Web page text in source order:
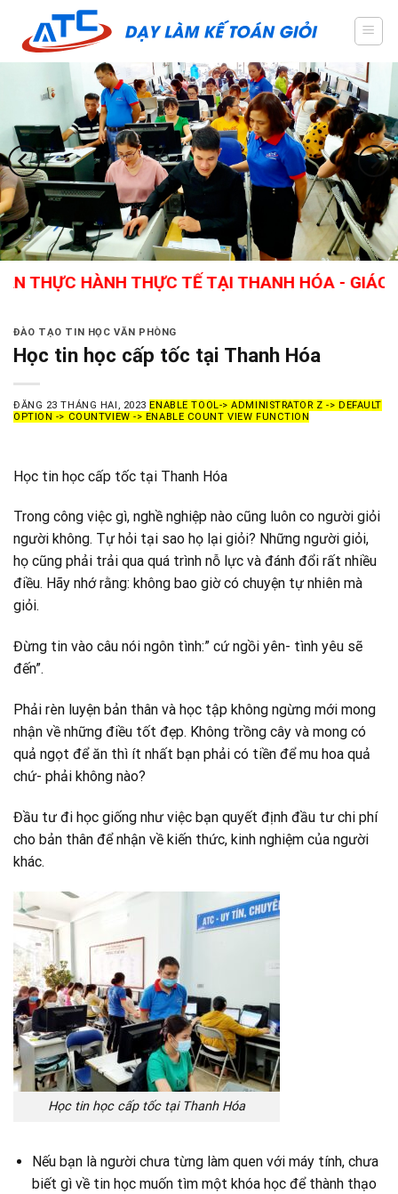
content
HÀNH THỰC TẾ TẠI THANH HÓA - GIÁO
ĐÀO TẠO TIN HỌC VĂN PHÒNG
Học tin học cấp tốc tại Thanh Hóa
ĐĂNG 23 THÁNG HAI, 2023 ENABLE TOOL-> ADMINISTRATOR Z -> DEFAULT
OPTION -> COUNTVIEW -> ENABLE COUNT VIEW FUNCTION
Học tin học cấp tốc tại Thanh Hóa
Trong công việc gì, nghề nghiệp nào cũng luôn co người giỏi
người không. Tự hỏi tại sao họ lại giỏi? Những người giỏi,
họ cũng phải trải qua quá trình nỗ lực và đánh đổi rất nhiều
điều. Hãy nhớ rằng: không bao giờ có chuyện tự nhiên mà
giỏi.
Đừng tin vào câu nói ngôn tình:” cứ ngồi yên- tình yêu sẽ
đến”.
Phải rèn luyện bản thân và học tập không ngừng mới mong
nhận về những điều tốt đẹp. Không trồng cây và mong có
quả ngọt để ăn thì ít nhất bạn phải có tiền để mu hoa quả
chứ- phải không nào?
Đầu tư đi học giống như việc bạn quyết định đầu tư chi phí
cho bản thân để nhận về kiến thức, kinh nghiệm của người
khác.
Học tin học cấp tốc tại Thanh Hóa
Nếu bạn là người chưa từng làm quen với máy tính, chưa
biết gì về tin học muốn tìm một khóa học để thành thạo